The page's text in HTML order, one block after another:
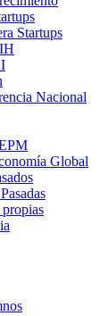
Startups
Nacional
Global